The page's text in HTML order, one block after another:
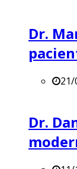
Dr.
21/
Dr.